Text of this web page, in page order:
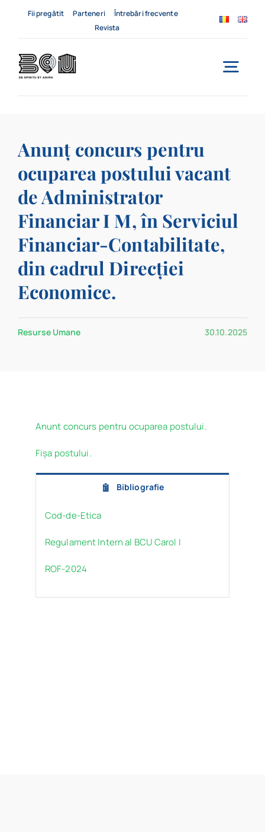
Fii pregătit Parteneri
Întrebări frecvente
Revista
Servicii
Contact
Biblioteca digitală
Anunț concurs pentru
ocuparea postului vacant
de Administrator
Financiar I M, în Serviciul
Financiar-Contabilitate,
din cadrul Direcției
Economice.
Resurse Umane 30.10.2025
Anunt concurs pentru ocuparea postului.
Fișa postului.
Bibliografie
Cod-de-Etica
Regulament Intern al BCU Carol I
ROF-2024